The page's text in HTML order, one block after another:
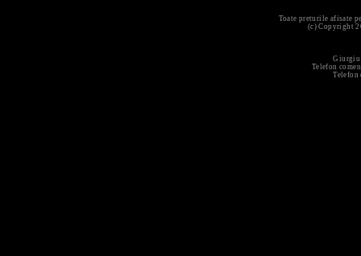
Toate preturile afisate
(c) Copyright
Giurgiu
Telefon
Telefon